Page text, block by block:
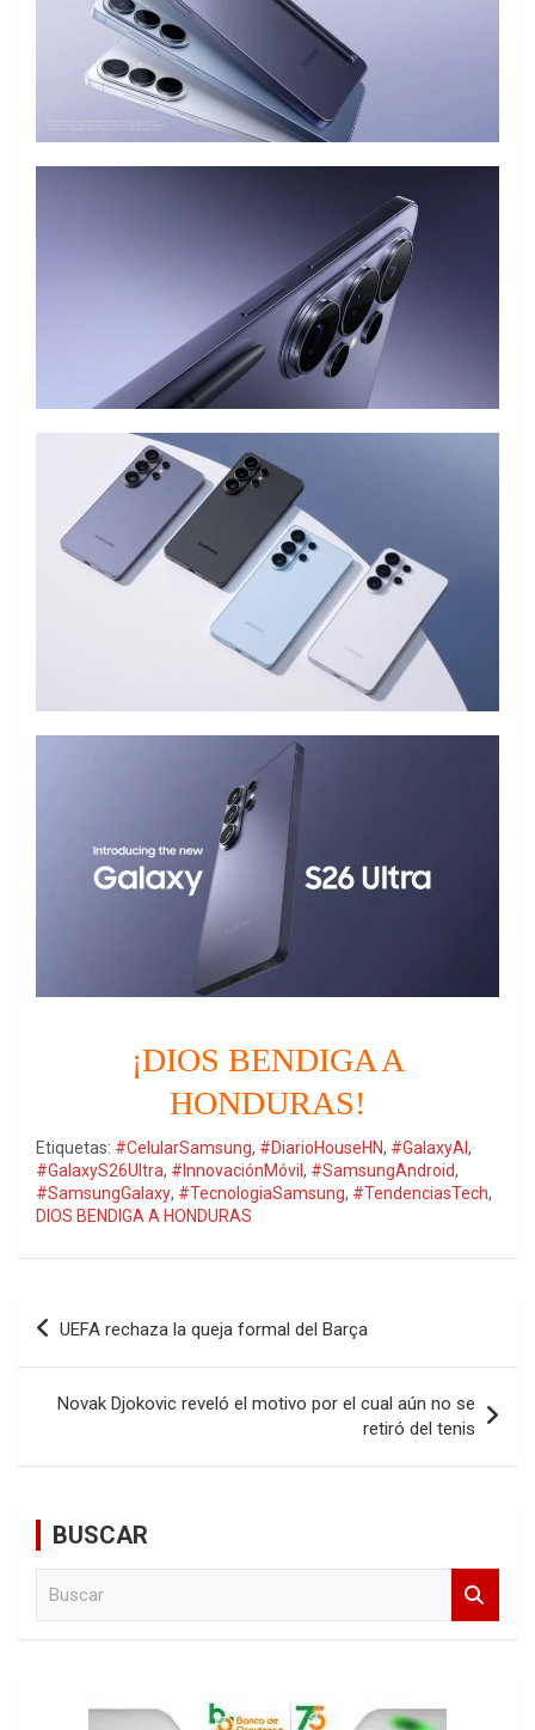
¡DIOS BENDIGA A
HONDURAS!
Etiquetas: #CelularSamsung, #DiarioHouseHN, #GalaxyAI,
#GalaxyS26Ultra, #InnovaciónMóvil, #SamsungAndroid,
#SamsungGalaxy, #TecnologiaSamsung, #TendenciasTech,
DIOS BENDIGA A HONDURAS
Navegación
de
UEFA rechaza la queja formal del Barça
Novak Djokovic reveló el motivo por el cual aún no se
retiró del tenis
BUSCAR